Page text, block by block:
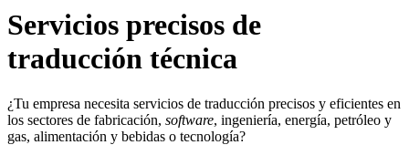
Servicios precisos de
traducción técnica
¿Tu empresa necesita servicios de traducción precisos y eficientes en
los sectores de fabricación, software, ingeniería, energía, petróleo y
gas, alimentación y bebidas o tecnología?